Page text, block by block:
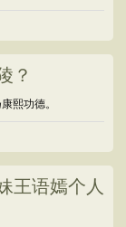
？
熙功德。
王语嫣个人